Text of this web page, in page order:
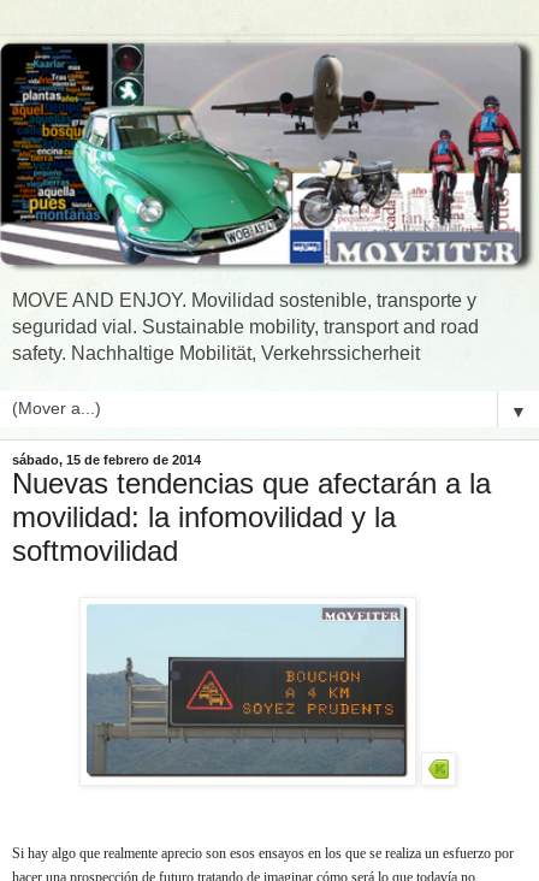
MOVE AND ENJOY. Movilidad sostenible, transporte y
seguridad vial. Sustainable mobility, transport and road
safety. Nachhaltige Mobilität, Verkehrssicherheit
▼
sábado, 15 de febrero de 2014
Nuevas tendencias que afectarán a la
movilidad: la infomovilidad y la
softmovilidad
Si hay algo que realmente aprecio son esos ensayos en los que se realiza un esfuerzo por
hacer una prospección de futuro tratando de imaginar cómo será lo que todavía no